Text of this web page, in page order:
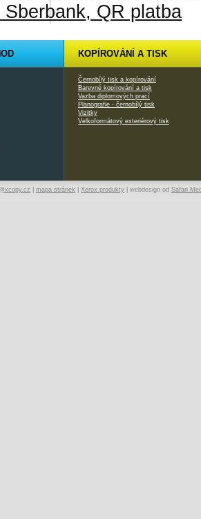
KOPÍROVÁNÍ A TISK
Černobílý tisk a kopírování
Barevné kopírování a tisk
Vazba diplomových prací
Planografie - černobílý tisk
Vizitky
Velkoformátový exteriérový tisk
mapa stránek Xerox produkty | webdesign od Safari